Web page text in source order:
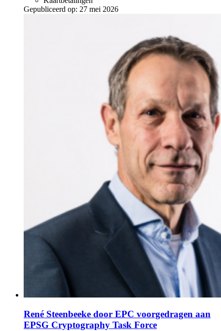
Gepubliceerd op: 27 mei 2026
René Steenbeeke door EPC voorgedragen aan
EPSG Cryptography Task Force